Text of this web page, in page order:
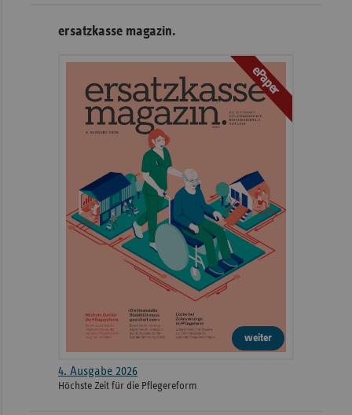
ersatzkasse magazin.
ePaper
weiter
4. Ausgabe 2026
Höchste Zeit für die Pflegereform